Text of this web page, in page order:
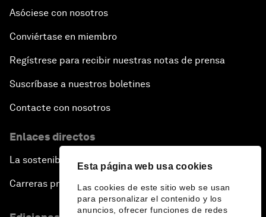
Esta página web usa cookies
Las cookies de este sitio web se usan
para personalizar el contenido y los
anuncios, ofrecer funciones de redes
Asóciese con nosotros
Conviértase en miembro
Regístrese para recibir nuestras notas de prensa
Suscríbase a nuestros boletines
Contacte con nosotros
Enlaces directos
La sostenibilidad en el Foro
Carreras profesionales